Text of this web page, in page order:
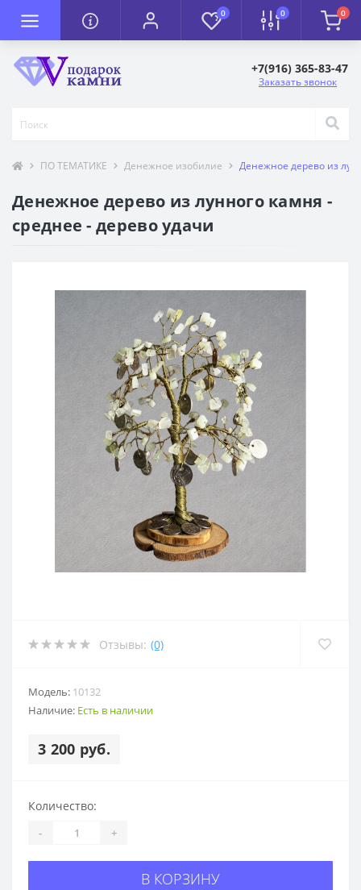
0 0 0
+7(916) 365-83-47
Заказать звонок
ПО ТЕМАТИКЕ Денежное изобилие Денежное дерево из
Денежное дерево из лунного камня -
среднее - дерево удачи
Отзывы: (0)
Модель: 10132
Наличие: Есть в наличии
3 200 руб.
Количество:
- +
В КОРЗИНУ